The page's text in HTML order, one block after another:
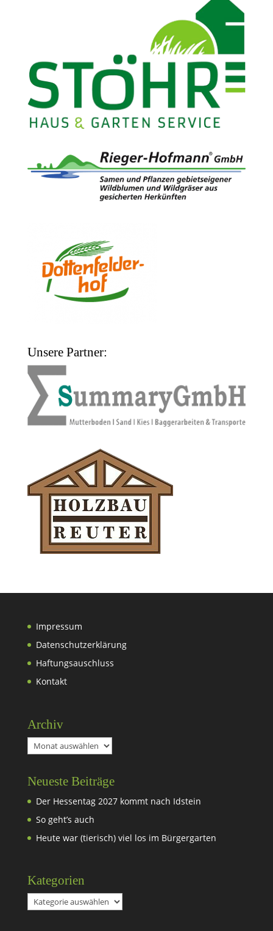
Unsere Partner:
Impressum
Datenschutzerklärung
Haftungsauschluss
Kontakt
Archiv
Archiv
Neueste Beiträge
Der Hessentag 2027 kommt nach Idstein
So geht’s auch
Heute war (tierisch) viel los im Bürgergarten
Kategorien
Kategorien